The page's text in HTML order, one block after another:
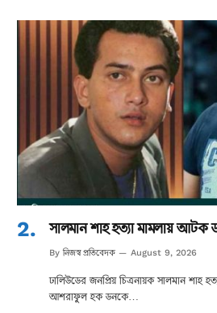
সালমান শাহ হত্যা মামলায় আটক
By নিজস্ব প্রতিবেদক August 9, 2026
ঢালিউডের জনপ্রিয় চিত্রনায়ক সালমান শাহ
আশরাফুল হক ডনকে…